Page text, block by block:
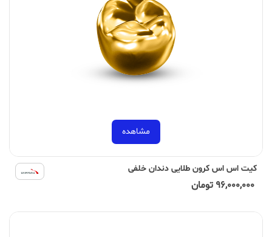
مشاهده
کیت اس اس کرون طلایی دندان خلفی